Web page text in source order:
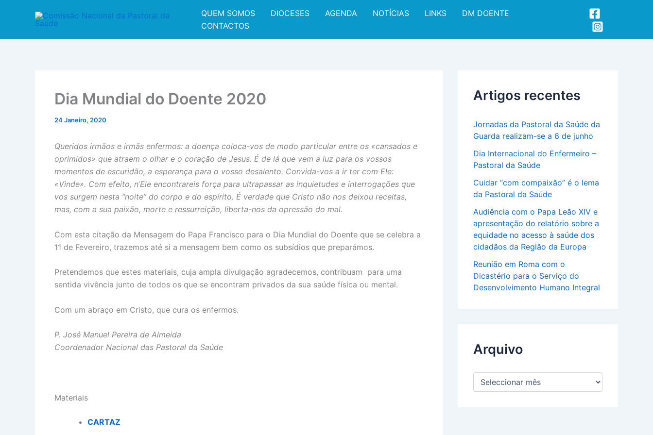
QUEM SOMOS DIOCESES AGENDA NOTÍCIAS LINKS
DM DOENTE
CONTACTOS
Dia Mundial do Doente 2020
24 Janeiro, 2020
Queridos irmãos e irmãs enfermos: a doença coloca-vos de modo particular entre os «cansados e
oprimidos» que atraem o olhar e o coração de Jesus. É de lá que vem a luz para os vossos
momentos de escuridão, a esperança para o vosso desalento. Convida-vos a ir ter com Ele:
«Vinde». Com efeito, n’Ele encontrareis força para ultrapassar as inquietudes e interrogações que
vos surgem nesta “noite” do corpo e do espírito. É verdade que Cristo não nos deixou receitas,
mas, com a sua paixão, morte e ressurreição, liberta-nos da opressão do mal.
Com esta citação da Mensagem do Papa Francisco para o Dia Mundial do Doente que se celebra a
11 de Fevereiro, trazemos até si a mensagem bem como os subsídios que preparámos.
Pretendemos que estes materiais, cuja ampla divulgação agradecemos, contribuam para uma
sentida vivência junto de todos os que se encontram privados da sua saúde física ou mental.
Com um abraço em Cristo, que cura os enfermos.
P. José Manuel Pereira de Almeida
Coordenador Nacional das Pastoral da Saúde
Materiais
CARTAZ
Artigos recentes
Jornadas da Pastoral da Saúde da
Guarda realizam-se a 6 de junho
Dia Internacional do Enfermeiro –
Pastoral da Saúde
Cuidar “com compaixão” é o lema
da Pastoral da Saúde
Audiência com o Papa Leão XIV e
apresentação do relatório sobre a
equidade no acesso à saúde dos
cidadãos da Região da Europa
Reunião em Roma com o
Dicastério para o Serviço do
Desenvolvimento Humano Integral
Arquivo
r